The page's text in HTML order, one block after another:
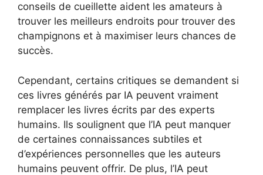
conseils de cueillette aident les amateurs à
trouver les meilleurs endroits pour trouver des
champignons et à maximiser leurs chances de
succès.
Cependant, certains critiques se demandent si
ces livres générés par IA peuvent vraiment
remplacer les livres écrits par des experts
humains. Ils soulignent que l’IA peut manquer
de certaines connaissances subtiles et
d’expériences personnelles que les auteurs
humains peuvent offrir. De plus, l’IA peut